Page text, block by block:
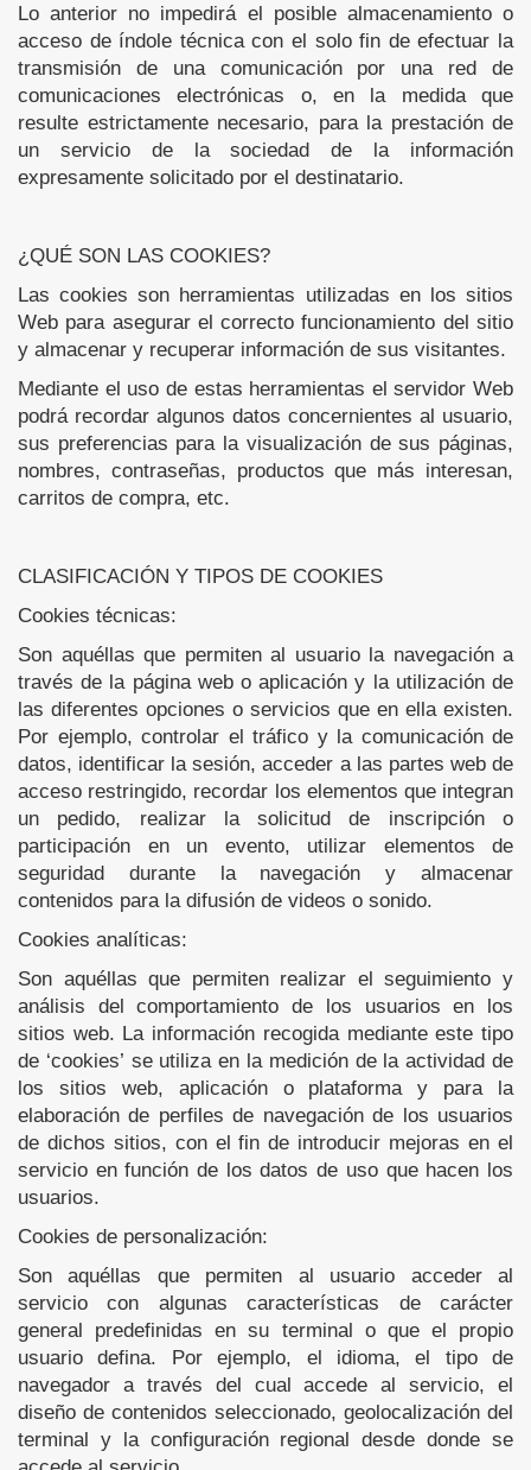
Lo anterior no impedirá el posible almacenamiento o
acceso de índole técnica con el solo fin de efectuar la
transmisión de una comunicación por una red de
comunicaciones electrónicas o, en la medida que
resulte estrictamente necesario, para la prestación de
un servicio de la sociedad de la información
expresamente solicitado por el destinatario.
¿QUÉ SON LAS COOKIES?
Las cookies son herramientas utilizadas en los sitios
Web para asegurar el correcto funcionamiento del sitio
y almacenar y recuperar información de sus visitantes.
Mediante el uso de estas herramientas el servidor Web
podrá recordar algunos datos concernientes al usuario,
sus preferencias para la visualización de sus páginas,
nombres, contraseñas, productos que más interesan,
carritos de compra, etc.
CLASIFICACIÓN Y TIPOS DE COOKIES
Cookies técnicas:
Son aquéllas que permiten al usuario la navegación a
través de la página web o aplicación y la utilización de
las diferentes opciones o servicios que en ella existen.
Por ejemplo, controlar el tráfico y la comunicación de
datos, identificar la sesión, acceder a las partes web de
acceso restringido, recordar los elementos que integran
un pedido, realizar la solicitud de inscripción o
participación en un evento, utilizar elementos de
seguridad durante la navegación y almacenar
contenidos para la difusión de videos o sonido.
Cookies analíticas:
Son aquéllas que permiten realizar el seguimiento y
análisis del comportamiento de los usuarios en los
sitios web. La información recogida mediante este tipo
de ‘cookies’ se utiliza en la medición de la actividad de
los sitios web, aplicación o plataforma y para la
elaboración de perfiles de navegación de los usuarios
de dichos sitios, con el fin de introducir mejoras en el
servicio en función de los datos de uso que hacen los
usuarios.
Cookies de personalización:
Son aquéllas que permiten al usuario acceder al
servicio con algunas características de carácter
general predefinidas en su terminal o que el propio
usuario defina. Por ejemplo, el idioma, el tipo de
navegador a través del cual accede al servicio, el
diseño de contenidos seleccionado, geolocalización del
terminal y la configuración regional desde donde se